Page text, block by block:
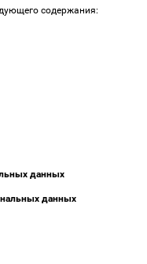
содержания:
данных
данных